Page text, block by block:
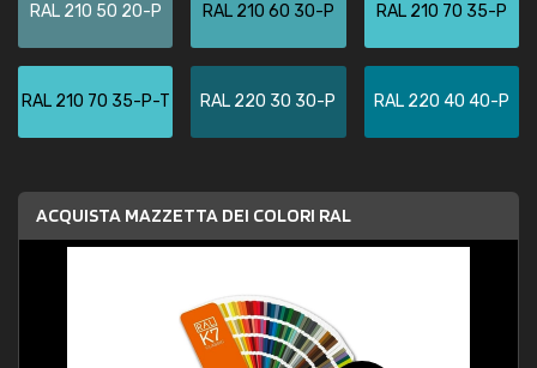
RAL 210 50 20-P RAL 210 60 30-P RAL 210 70 35-P
RAL 210 70 35-P-T RAL 220 30 30-P RAL 220 40 40-P
ACQUISTA MAZZETTA DEI COLORI RAL